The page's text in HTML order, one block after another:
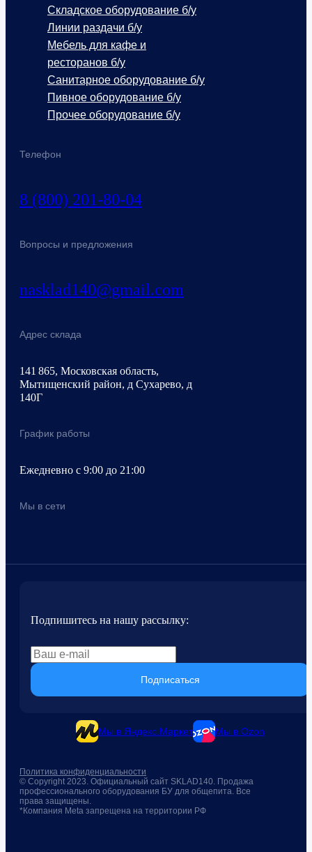
Телефон
8 (800) 201-80-04
Вопросы и предложения
nasklad140@gmail.com
Адрес склада
141 865, Московская область,
Мытищенский район, д Сухарево, д
140Г
График работы
Ежедневно с 9:00 до 21:00
Мы в сети
Складское оборудование б/у
Линии раздачи б/у
Мебель для кафе и
ресторанов б/у
Санитарное оборудование б/у
Пивное оборудование б/у
Прочее оборудование б/у
Подпишитесь на нашу рассылку:
Подписаться
Мы в Яндекс.Маркет Мы в Ozon
© Copyright 2023. Официальный сайт SKLAD140. Продажа
профессионального оборудования БУ для общепита. Все
права защищены.
*Компания Meta запрещена на территории РФ
Политика конфиденциальности